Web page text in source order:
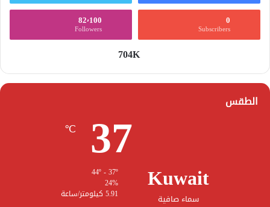
0
Subscribers
82٬100
Followers
704K
الطقس
Kuwait
سماء صافية
37
℃
24%
5.91 كيلومتر/ساعة